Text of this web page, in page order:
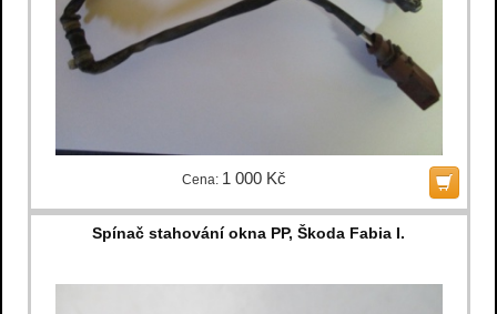
Cena: 1 000 Kč
Spínač stahování okna PP, Škoda Fabia I.